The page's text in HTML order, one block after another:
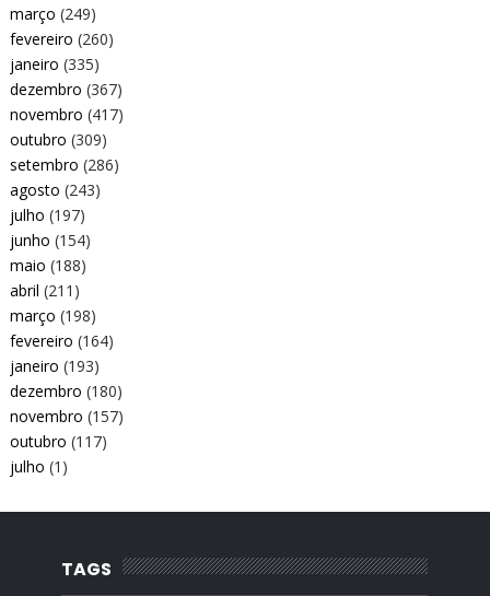
março (249)
fevereiro (260)
janeiro (335)
dezembro (367)
novembro (417)
outubro (309)
setembro (286)
agosto (243)
julho (197)
junho (154)
maio (188)
abril (211)
março (198)
fevereiro (164)
janeiro (193)
dezembro (180)
novembro (157)
outubro (117)
julho (1)
TAGS